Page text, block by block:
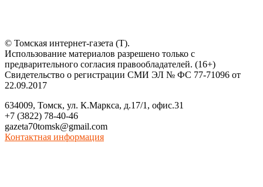
© Томская интернет-газета (Т).
Использование материалов разрешено только с
предварительного согласия правообладателей. (16+)
Свидетельство о регистрации СМИ ЭЛ № ФС 77-71096 от
22.09.2017
634009, Томск, ул. К.Маркса, д.17/1, офис.31
+7 (3822) 78-40-46
gazeta70tomsk@gmail.com
Контактная информация